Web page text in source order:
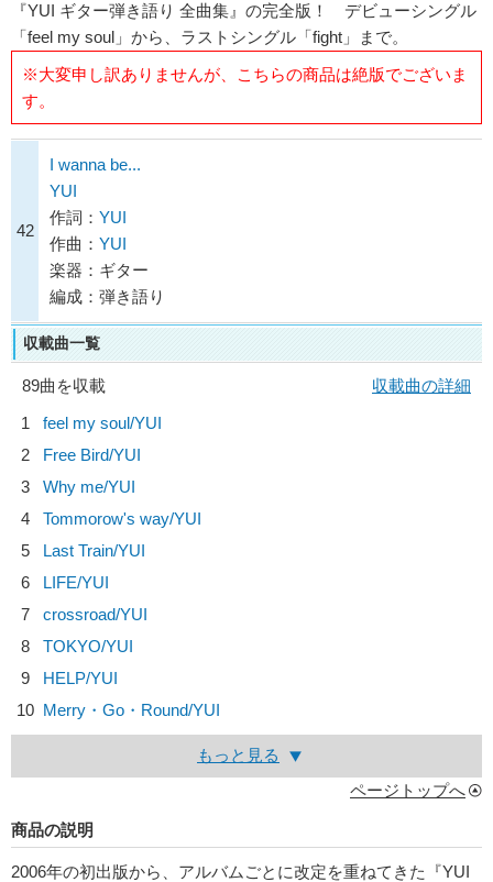
『YUI ギター弾き語り 全曲集』の完全版！ デビューシングル
「feel my soul」から、ラストシングル「fight」まで。
※大変申し訳ありませんが、こちらの商品は絶版でございま
す。
42
I wanna be...
YUI
作詞： YUI
作曲： YUI
楽器：ギター
編成：弾き語り
収載曲一覧
89曲を収載
収載曲の詳細
1
feel my soul/YUI
2
Free Bird/YUI
3
Why me/YUI
4
Tommorow's way/YUI
5
Last Train/YUI
6
LIFE/YUI
7
crossroad/YUI
8
TOKYO/YUI
9
HELP/YUI
10 Merry・Go・Round/YUI
もっと見る
ページトップへ
商品の説明
2006年の初出版から、アルバムごとに改定を重ねてきた『YUI